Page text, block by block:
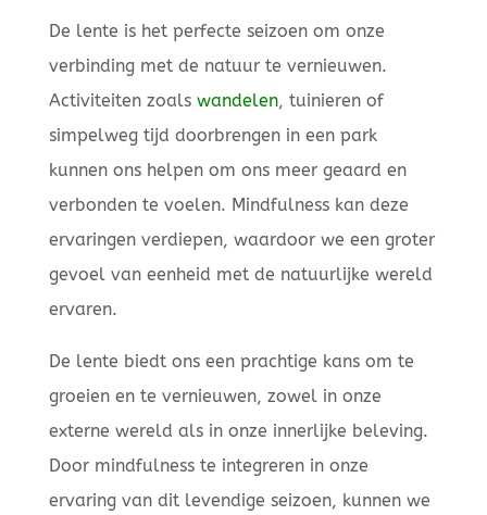
De lente is het perfecte seizoen om onze
verbinding met de natuur te vernieuwen.
Activiteiten zoals wandelen, tuinieren of
simpelweg tijd doorbrengen in een park
kunnen ons helpen om ons meer geaard en
verbonden te voelen. Mindfulness kan deze
ervaringen verdiepen, waardoor we een groter
gevoel van eenheid met de natuurlijke wereld
ervaren.
De lente biedt ons een prachtige kans om te
groeien en te vernieuwen, zowel in onze
externe wereld als in onze innerlijke beleving.
Door mindfulness te integreren in onze
ervaring van dit levendige seizoen, kunnen we